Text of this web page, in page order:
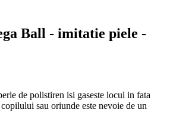
Ball - imitatie piele -
de polistiren isi gaseste locul in fata
sau oriunde este nevoie de un